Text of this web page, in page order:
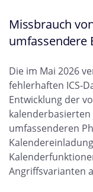
Missbrauch
umfassendere
Die im Mai 2026
fehlerhaften ICS-
Entwicklung der
umfassenderen
Angriffsvarianten